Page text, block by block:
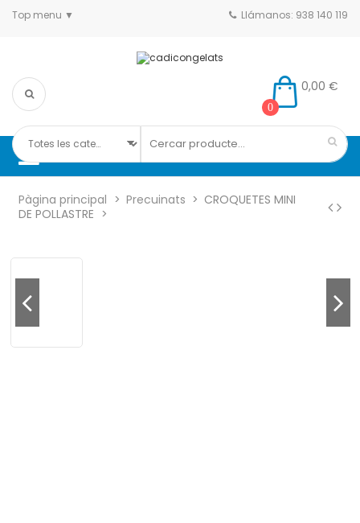
Top menu Llámanos: 938 140 119
0
0,00 €
Pàgina principal Precuinats
CROQUETES MINI
DE POLLASTRE